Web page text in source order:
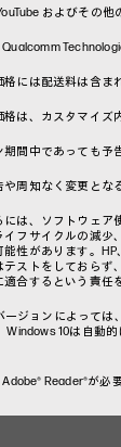
およびその
には配送料は含ま
は、カスタマイズ
間中であっても予
周知なく変更とな
は、ソフトウェア
フサイクルの減
性があります。
ストをしておら
合するという責任
ジョンによって
10は自動
Reader®が必